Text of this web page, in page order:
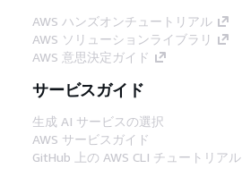
AWS ハンズオンチュートリアル
AWS ソリューションライブラリ
AWS 意思決定ガイド
サービスガイド
生成 AI サービスの選択
AWS サービスガイド
GitHub 上の AWS CLI チュートリアル